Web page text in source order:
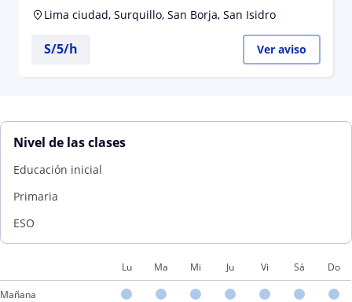
Lima ciudad, Surquillo, San Borja, San Isidro
S/5/h Ver aviso
Nivel de las clases
Educación inicial
Primaria
ESO
Lu Ma Mi Ju Vi Sá Do
Mañana